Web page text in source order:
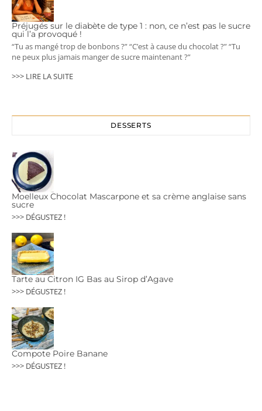
Préjugés sur le diabète de type 1 : non, ce n’est pas le sucre
qui l’a provoqué !
“Tu as mangé trop de bonbons ?” “C’est à cause du chocolat ?” “Tu
ne peux plus jamais manger de sucre maintenant ?”
>>> LIRE LA SUITE
DESSERTS
Moelleux Chocolat Mascarpone et sa crème anglaise sans
sucre
>>> DÉGUSTEZ !
Tarte au Citron IG Bas au Sirop d’Agave
>>> DÉGUSTEZ !
Compote Poire Banane
>>> DÉGUSTEZ !